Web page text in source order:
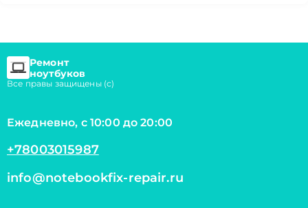
Ремонт
ноутбуков
Все правы защищены (с)
Ежедневно, с 10:00 до 20:00
+78003015987
info@notebookfix-repair.ru